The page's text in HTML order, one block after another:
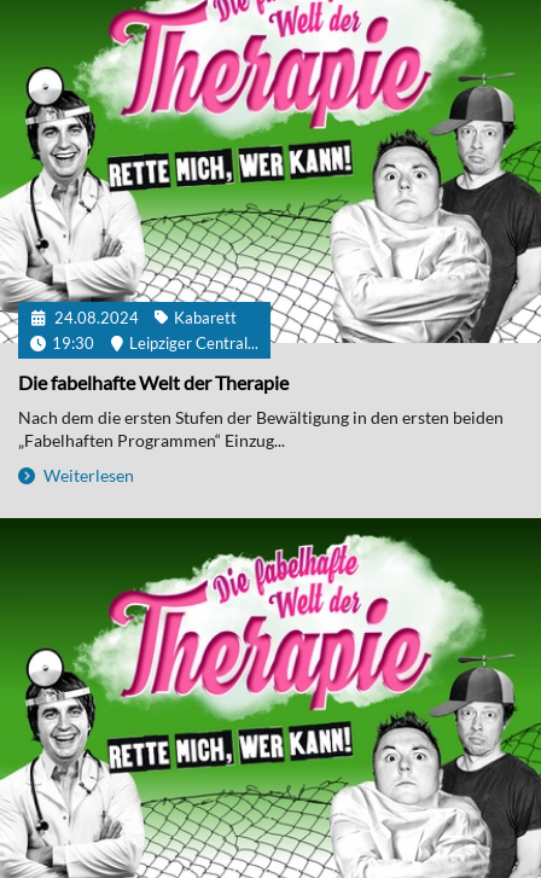
24.08.2024
Kabarett
19:30
Leipziger Central...
Die fabelhafte Welt der Therapie
Nach dem die ersten Stufen der Bewältigung in den ersten beiden
„Fabelhaften Programmen“ Einzug...
Weiterlesen